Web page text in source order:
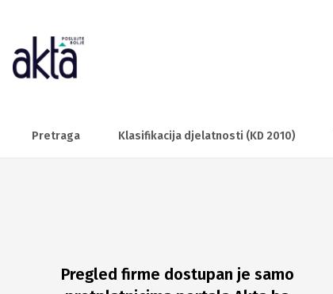
Pretraga Klasifikacija djelatnosti (KD 2010)
Pregled firme dostupan je samo